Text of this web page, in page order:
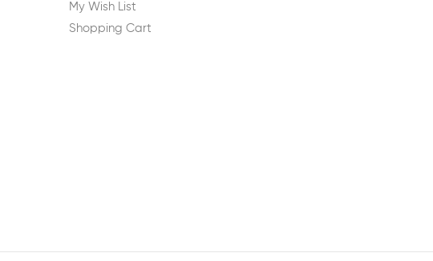
My Wish List
Shopping Cart